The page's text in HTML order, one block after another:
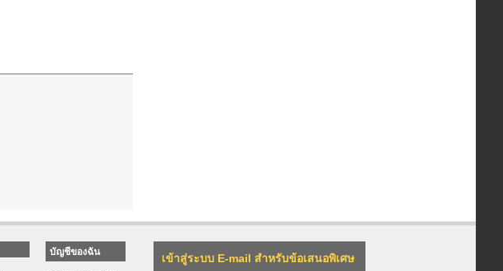
บัญชีของฉัน เข้าสู่ระบบ E-mail สำหรับข้อเสนอพิเศษ